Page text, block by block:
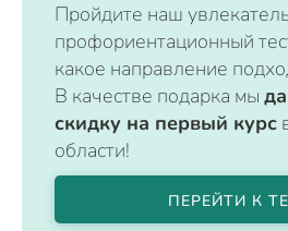
Пройдите наш
профориентационный
какое направление
В качестве подарка мы
скидку на первый курс
области!
ПЕРЕЙТИ К